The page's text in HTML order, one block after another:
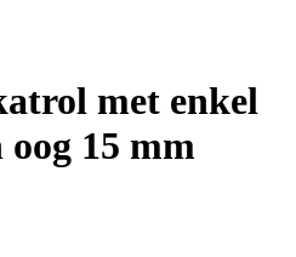
met enkel
15 mm